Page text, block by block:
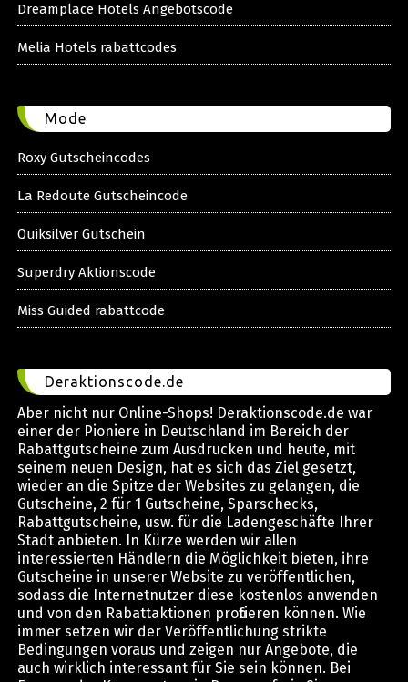
Dreamplace Hotels Angebotscode
Melia Hotels rabattcodes
Mode
Roxy Gutscheincodes
La Redoute Gutscheincode
Quiksilver Gutschein
Superdry Aktionscode
Miss Guided rabattcode
Deraktionscode.de
Aber nicht nur Online-Shops! Deraktionscode.de war
einer der Pioniere in Deutschland im Bereich der
Rabattgutscheine zum Ausdrucken und heute, mit
seinem neuen Design, hat es sich das Ziel gesetzt,
wieder an die Spitze der Websites zu gelangen, die
Gutscheine, 2 für 1 Gutscheine, Sparschecks,
Rabattgutscheine, usw. für die Ladengeschäfte Ihrer
Stadt anbieten. In Kürze werden wir allen
interessierten Händlern die Möglichkeit bieten, ihre
Gutscheine in unserer Website zu veröffentlichen,
sodass die Internetnutzer diese kostenlos anwenden
und von den Rabattaktionen profitieren können. Wie
immer setzen wir der Veröffentlichung strikte
Bedingungen voraus und zeigen nur Angebote, die
auch wirklich interessant für Sie sein können. Bei